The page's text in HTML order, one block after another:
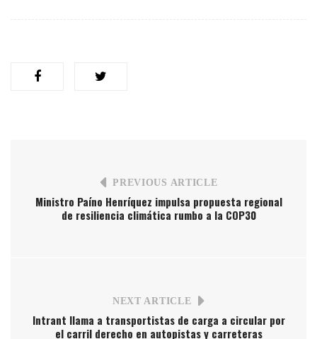
PREVIOUS ARTICLE
Ministro Paíno Henríquez impulsa propuesta regional
de resiliencia climática rumbo a la COP30
NEXT ARTICLE
Intrant llama a transportistas de carga a circular por
el carril derecho en autopistas y carreteras